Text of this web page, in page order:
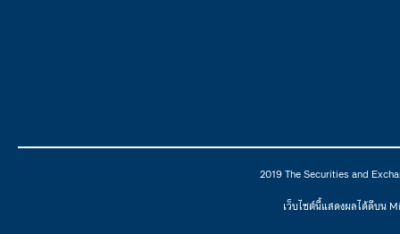
2019 The Securities and
เว็บไซต์นี้แสดงผลได้ดีบน